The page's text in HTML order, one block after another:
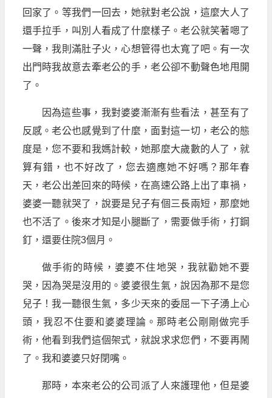
回家了。等我們一回去，她就對老公說，這麼大人了
還手拉手，叫別人看成了什麼樣子。老公就笑著嗯了
一聲，我則滿肚子火，心想管得也太寬了吧。有一次
出門時我故意去牽老公的手，老公卻不動聲色地甩開
了。
因為這些事，我對婆婆漸漸有些看法，甚至有了
反感。老公也感覺到了什麼，面對這一切，老公的態
度是，您不要和我媽計較，她那麼大歲數的人了，就
算有錯，也不好改了，您去適應她不好嗎？那年春
天，老公出差回來的時候，在高速公路上出了車禍，
婆婆一聽就哭了，說要是兒子有個三長兩短，那麼她
也不活了。後來才知是小腿斷了，需要做手術，打鋼
釘，還要住院3個月。
做手術的時候，婆婆不住地哭，我就勸她不要
哭，因為哭是沒用的。婆婆很生氣，說因為那不是您
兒子！我一聽很生氣，多少天來的委屈一下子湧上心
頭，我忍不住要和婆婆理論。那時老公剛剛做完手
術，他看到我們這個架式，就說求求您們，不要再鬧
了。我和婆婆只好閉嘴。
那時，本來老公的公司派了人來護理他，但是婆